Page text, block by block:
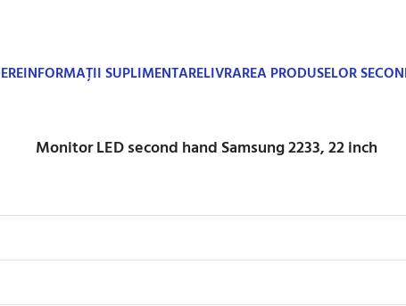
INFORMAȚII SUPLIMENTARELIVRAREA PRODUSELOR
Monitor LED second hand Samsung 2233, 22 inch